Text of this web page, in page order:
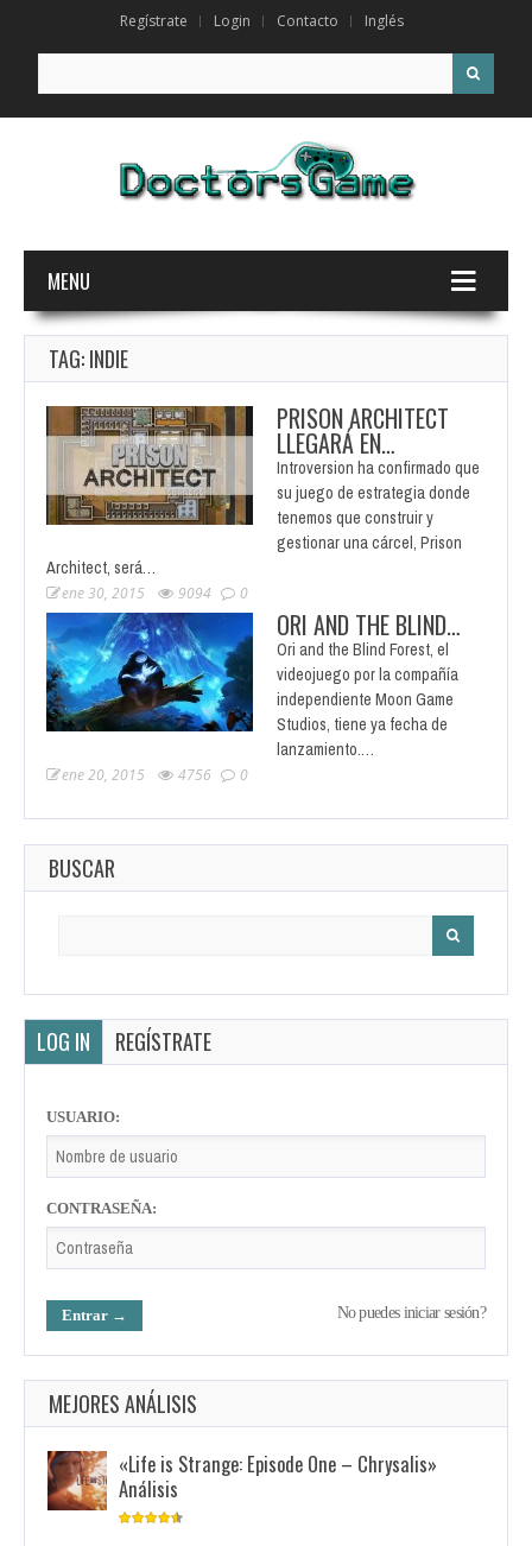
Regístrate Login Contacto Inglés
MENU
TAG: INDIE
PRISON ARCHITECT
LLEGARÁ EN…
Introversion ha confirmado que
su juego de estrategia donde
tenemos que construir y
gestionar una cárcel, Prison
Architect, será…
ene 30, 2015 9094 0
ORI AND THE BLIND…
Ori and the Blind Forest, el
videojuego por la compañía
independiente Moon Game
Studios, tiene ya fecha de
lanzamiento.…
ene 20, 2015 4756 0
BUSCAR
LOG IN REGÍSTRATE
USUARIO:
CONTRASEÑA:
No puedes iniciar sesión?
MEJORES ANÁLISIS
«Life is Strange: Episode One – Chrysalis»
Análisis